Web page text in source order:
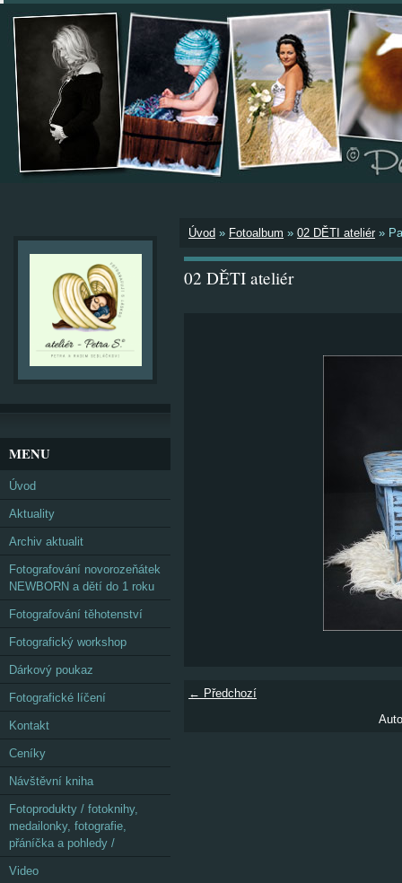
Úvod » Fotoalbum » 02 DĚTI ateliér »
02 DĚTI ateliér
← Předchozí
MENU
Úvod
Aktuality
Archiv aktualit
Fotografování novorozeňátek
NEWBORN a dětí do 1 roku
Fotografování těhotenství
Fotografický workshop
Dárkový poukaz
Fotografické líčení
Kontakt
Ceníky
Návštěvní kniha
Fotoprodukty / fotoknihy,
medailonky, fotografie,
přáníčka a pohledy /
Video